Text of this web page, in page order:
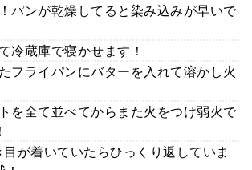
パンが乾燥してると染み込みが早いで
冷蔵庫で寝かせます！
フライパンにバターを入れて溶かし火
を全て並べてからまた火をつけ弱火で
が着いていたらひっくり返していま